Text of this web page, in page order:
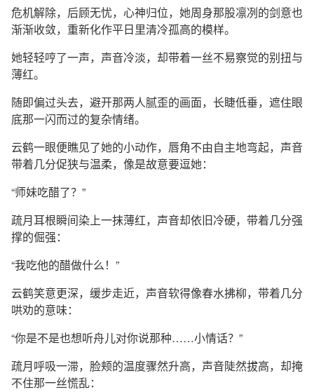
危机解除，后顾无忧，心神归位，她周身那股凛冽的剑意也
渐渐收敛，重新化作平日里清冷孤高的模样。
她轻轻哼了一声，声音冷淡，却带着一丝不易察觉的别扭与
薄红。
随即偏过头去，避开那两人腻歪的画面，长睫低垂，遮住眼
底那一闪而过的复杂情绪。
云鹤一眼便瞧见了她的小动作，唇角不由自主地弯起，声音
带着几分促狭与温柔，像是故意要逗她：
“师妹吃醋了？”
疏月耳根瞬间染上一抹薄红，声音却依旧冷硬，带着几分强
撑的倔强：
“我吃他的醋做什么！”
云鹤笑意更深，缓步走近，声音软得像春水拂柳，带着几分
哄劝的意味：
“你是不是也想听舟儿对你说那种……小情话？”
疏月呼吸一滞，脸颊的温度骤然升高，声音陡然拔高，却掩
不住那一丝慌乱：